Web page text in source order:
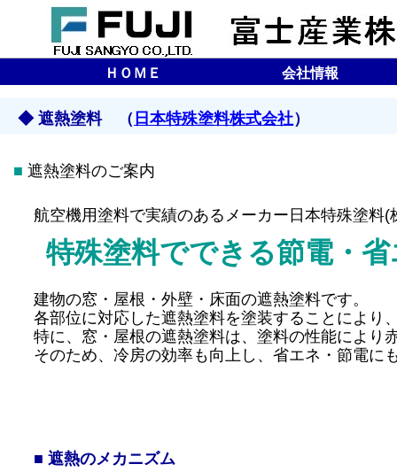
ＨＯＭＥ
会社情報
◆ 遮熱塗料 （ 日本特殊塗料株式会社）
■ 遮熱塗料のご案内
航空機用塗料で実績のあるメーカー日本特殊塗料(
特殊塗料でできる節電・省
建物の窓・屋根・外壁・床面の遮熱塗料です。
各部位に対応した遮熱塗料を塗装することにより
特に、窓・屋根の遮熱塗料は、塗料の性能により
そのため、冷房の効率も向上し、省エネ・節電に
■ 遮熱のメカニズム